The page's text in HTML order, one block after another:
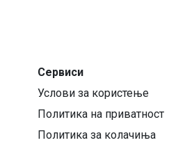
Сервиси
Услови за користење
Политика на приватност
Политика за колачиња